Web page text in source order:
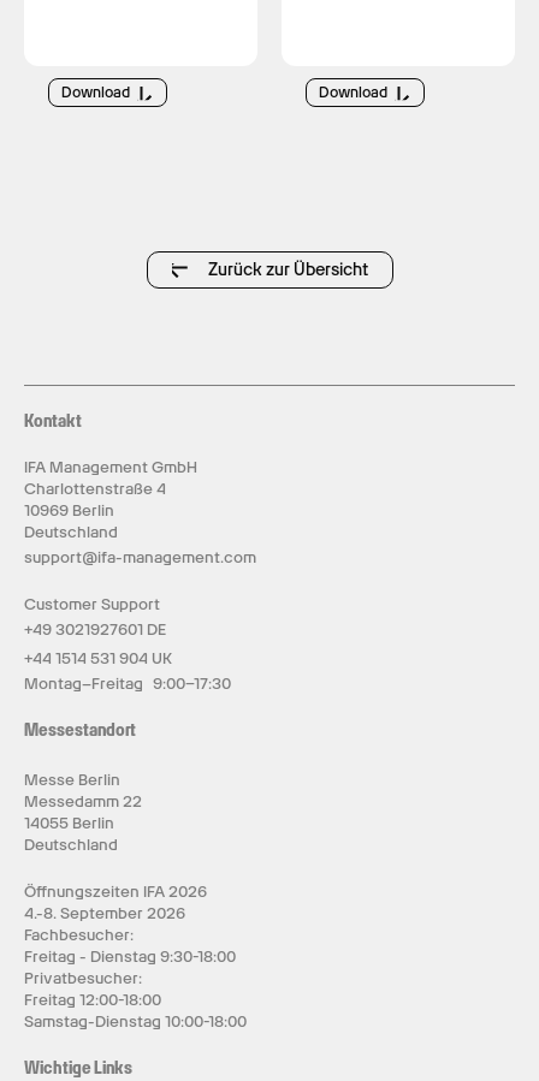
Download Download
Zurück zur Übersicht
Kontakt
IFA Management GmbH
Charlottenstraße 4
10969 Berlin
Deutschland
support@ifa-management.com
Customer Support
+49 3021927601 DE
+44 1514 531 904 UK
Montag–Freitag 9:00–17:30
Messestandort
Messe Berlin
Messedamm 22
14055 Berlin
Deutschland
Öffnungszeiten IFA 2026
4.-8. September 2026
Fachbesucher:
Freitag - Dienstag 9:30-18:00
Privatbesucher:
Freitag 12:00-18:00
Samstag-Dienstag 10:00-18:00
Wichtige Links